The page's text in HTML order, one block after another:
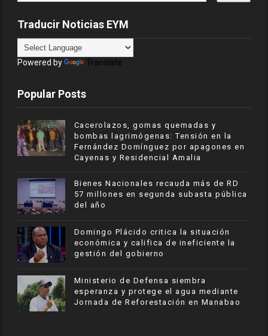
Traducir Noticias EYM
Powered by Translate
Popular Posts
Cacerolazos, gomas quemadas y
bombas lagrimógenas: Tensión en la
Fernández Domínguez por apagones en
Cayenas y Residencial Amalia
Bienes Nacionales recauda más de RD
57 millones en segunda subasta pública
del año
​Domingo Plácido critica la situación
económica y califica de ineficiente la
gestión del gobierno
Ministerio de Defensa siembra
esperanza y protege el agua mediante
Jornada de Reforestación en Manabao